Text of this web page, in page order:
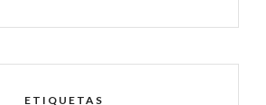
ETIQUETAS